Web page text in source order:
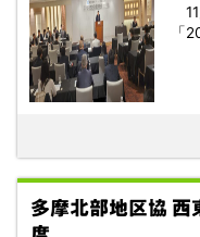
11
「
多摩北部地区協